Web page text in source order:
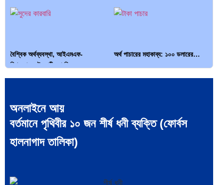
বৈশ্বিক অর্থব্যবস্থা, আইএমএফ-
বিশ্বব্যাংক, ইসলামী ব্যাংকিং…
অর্থ পাচারের মহাকাব্য: ১০০ ডলারের…
দক্ষিণ এশিয়ায় ‘জেন-জি’ বিপ্লব: বাংলাদেশ,
…
অনলাইনে আয়
বর্তমানে পৃথিবীর ১০ জন শীর্ষ ধনী ব্যক্তি (ফোর্বস
হালনাগাদ তালিকা)